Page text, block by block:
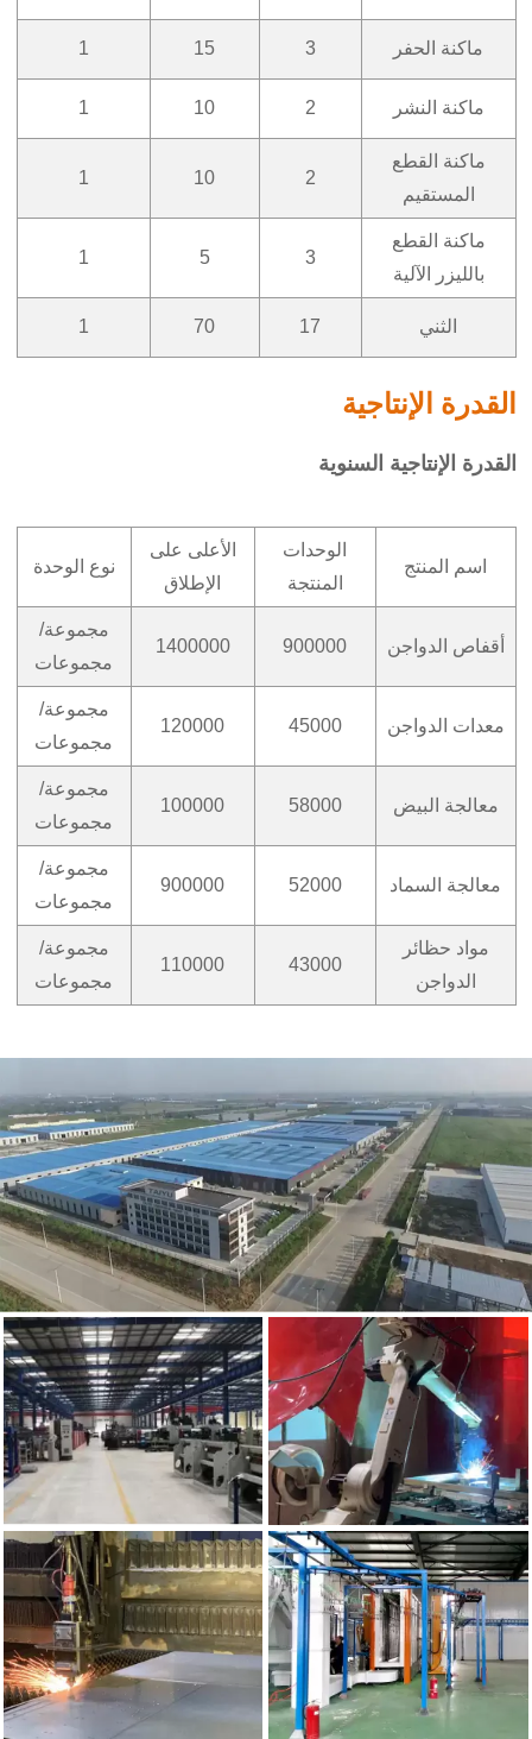
ماكنة الحفر 3
15
1
ماكنة النشر 2
10
1
ماكنة القطع
المستقيم
2
10
1
ماكنة القطع
بالليزر الآلية
3
5
1
الثني 17
70
1
القدرة الإنتاجية
القدرة الإنتاجية السنوية
اسم المنتج
الوحدات
المنتجة
الأعلى على
الإطلاق
نوع الوحدة
أقفاص الدواجن 900000
1400000
مجموعة/
مجموعات
معدات الدواجن 45000
120000
مجموعة/
مجموعات
معالجة البيض 58000
100000
مجموعة/
مجموعات
معالجة السماد 52000
900000
مجموعة/
مجموعات
مواد حظائر
الدواجن
43000
110000
مجموعة/
مجموعات